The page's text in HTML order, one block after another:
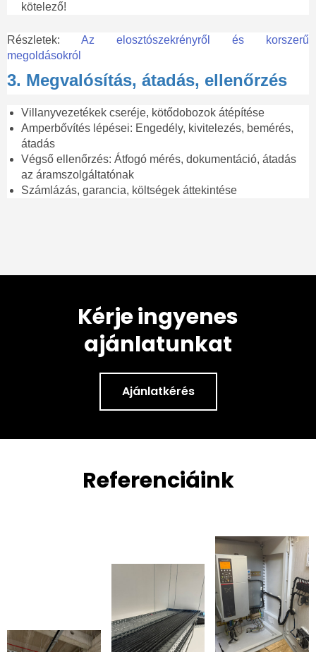
kötelező!
Részletek: Az elosztószekrényről és korszerű
megoldásokról
3. Megvalósítás, átadás, ellenőrzés
Villanyvezetékek cseréje, kötődobozok átépítése
Amperbővítés lépései: Engedély, kivitelezés, bemérés,
átadás
Végső ellenőrzés: Átfogó mérés, dokumentáció, átadás
az áramszolgáltatónak
Számlázás, garancia, költségek áttekintése
Kérje ingyenes
ajánlatunkat
Ajánlatkérés
Referenciáink